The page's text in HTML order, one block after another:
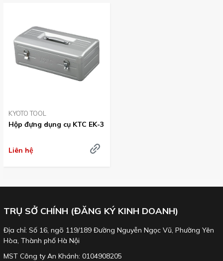
Tham khảo chi tiết bộ dụng cụ
Bộ dụng cụ KTC SK3481Svới 38 chi tiết dụng cụ cầm tay.
Bộ dụng cụ được xếp gọn gàng trong hộp dụng cụ KTC EK-3.
KYOTO TOOL
Hộp đựng dụng cụ KTC EK-3
Liên hệ
TRỤ SỞ CHÍNH (ĐĂNG KÝ KINH DOANH)
Địa chỉ: Số 16, ngõ 119/189 Đường Nguyễn Ngọc Vũ, Phường Yên
Hòa, Thành phố Hà Nội
MST Công ty An Khánh: 0104908205